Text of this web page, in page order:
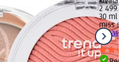
2 499 Ft
30 ml
miss
to Last
ml